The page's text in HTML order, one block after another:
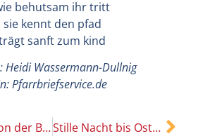
behutsam ihr tritt
sie kennt den pfad
sanft zum kind
Heidi Wassermann-Dullnig
Pfarrbriefservice.de
Abhängig von der Barmherzigkeit Gottes Stille Nacht bis Ostern